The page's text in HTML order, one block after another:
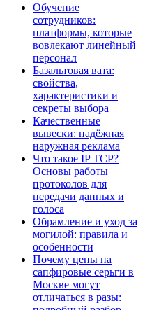
Обучение
сотрудников:
платформы, которые
вовлекают линейный
персонал
Базальтовая вата:
свойства,
характеристики и
секреты выбора
Качественные
вывески: надёжная
наружная реклама
Что такое IP TCP?
Основы работы
протоколов для
передачи данных и
голоса
Обрамление и уход за
могилой: правила и
особенности
Почему цены на
сапфировые серьги в
Москве могут
отличаться в разы: